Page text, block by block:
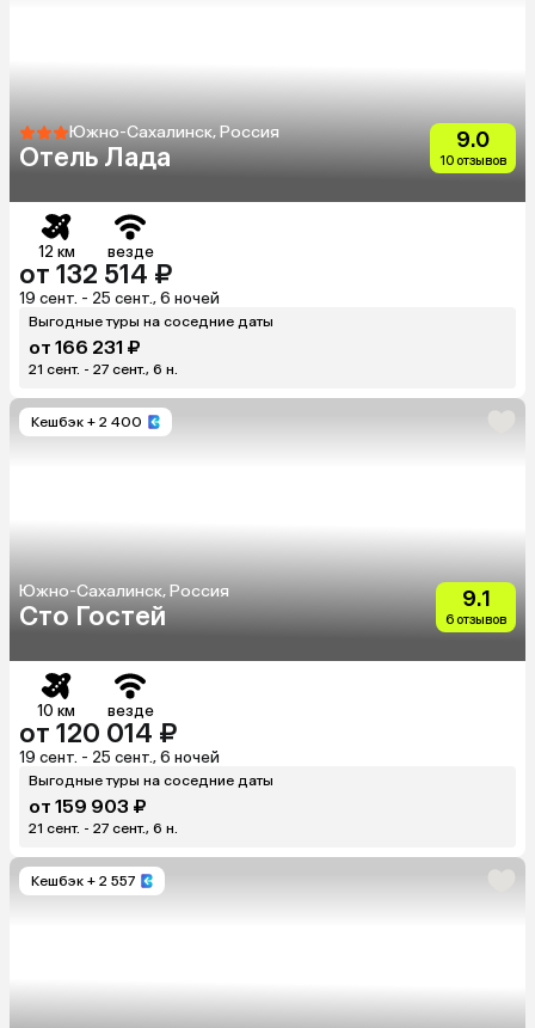
Южно-Сахалинск, Россия
Отель Лада
9.0
10 отзывов
12 км везде
от 132 514 ₽
19 сент. - 25 сент., 6 ночей
Выгодные туры на соседние даты
от 166 231 ₽
21 сент. - 27 сент., 6 н.
Кешбэк + 2 400
Южно-Сахалинск, Россия
Сто Гостей
9.1
6 отзывов
10 км везде
от 120 014 ₽
19 сент. - 25 сент., 6 ночей
Выгодные туры на соседние даты
от 159 903 ₽
21 сент. - 27 сент., 6 н.
Кешбэк + 2 557